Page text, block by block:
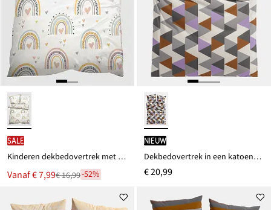
SALE
Kinderen dekbedovertrek met regenbogen
VanafNu
voor
€ 7,99
Van € 16,99-52%
Nieuw
Dekbedovertrek in een katoenmix
€ 20,99